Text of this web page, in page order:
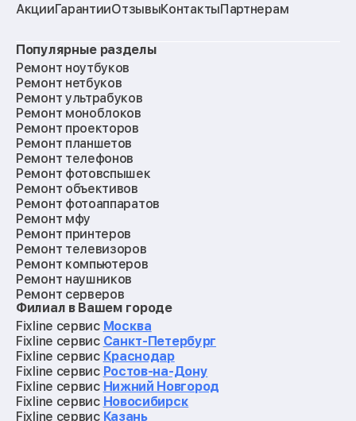
АкцииГарантииОтзывыКонтактыПартнерам
Популярные разделы
Ремонт ноутбуков
Ремонт нетбуков
Ремонт ультрабуков
Ремонт моноблоков
Ремонт проекторов
Ремонт планшетов
Ремонт телефонов
Ремонт фотовспышек
Ремонт объективов
Ремонт фотоаппаратов
Ремонт мфу
Ремонт принтеров
Ремонт телевизоров
Ремонт компьютеров
Ремонт наушников
Ремонт серверов
Ремонт мониторов
Ремонт квадрокоптеров
Ремонт электросамокатов
Ремонт материнских плат
Ремонт видеокарт
Ремонт кофемашин
Ремонт vr систем
Ремонт игровых приставок
Филиал в Вашем городе
Fixline сервис Москва
Fixline сервис Санкт-Петербург
Fixline сервис Краснодар
Fixline сервис Ростов-на-Дону
Fixline сервис Нижний Новгород
Fixline сервис Новосибирск
Fixline сервис Казань